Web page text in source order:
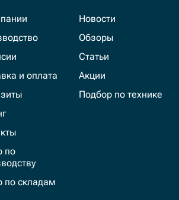
и оплата
по
по складам
Новости
Обзоры
Статьи
Акции
Подбор по технике